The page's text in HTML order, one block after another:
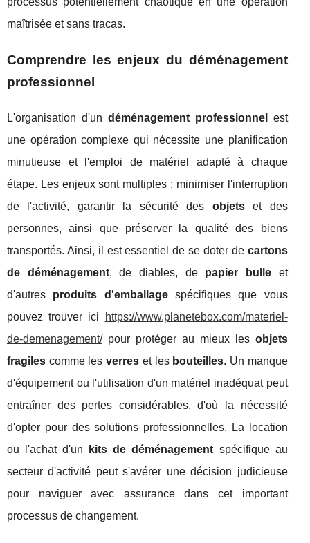
maîtrisée et sans tracas.
Comprendre les enjeux du déménagement
professionnel
L'organisation d'un déménagement professionnel
est
une opération complexe qui nécessite une planification
minutieuse et l'emploi de matériel adapté à chaque
étape. Les enjeux sont multiples : minimiser l'interruption
de l'activité, garantir la sécurité des objetset des
personnes, ainsi que préserver la qualité des biens
transportés. Ainsi, il est essentiel de se doter de cartons
de déménagement, de diables, de papier bulleet
d'autres produits d'emballagespécifiques que vous
pouvez trouver ici
https://www.planetebox.com/materiel-
de-demenagement/pour protéger au mieux les objets
fragiles comme lesverres et les bouteilles. Un manque
d'équipement ou l'utilisation d'un matériel inadéquat peut
entraîner des pertes considérables, d'où la nécessité
d'opter pour des solutions professionnelles. La location
ou l'achat d'un
kits de déménagement spécifique au
secteur d'activité peut s'avérer une décision judicieuse
pour naviguer avec assurance dans cet important
processus de changement.